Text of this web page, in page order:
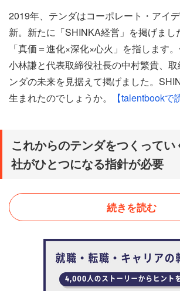
2019年、テンダはコーポレート・アイ
新。新たに「SHINKA経営」を掲げまし
「真価＝進化×深化×心火」を指します
小林謙と代表取締役社長の中村繁貴、
ンダの未来を見据えて掲げました。
生まれたのでしょうか。
【talentbookで
これからのテンダをつくって
社がひとつになる指針が必要
テクノロジーをキーワードに製品＆サ
発、クリエイティブ、ゲームコンテン
事業を中心としていた会社でした。
実は中村も、元Javaのシステムエンジ
続きを読む